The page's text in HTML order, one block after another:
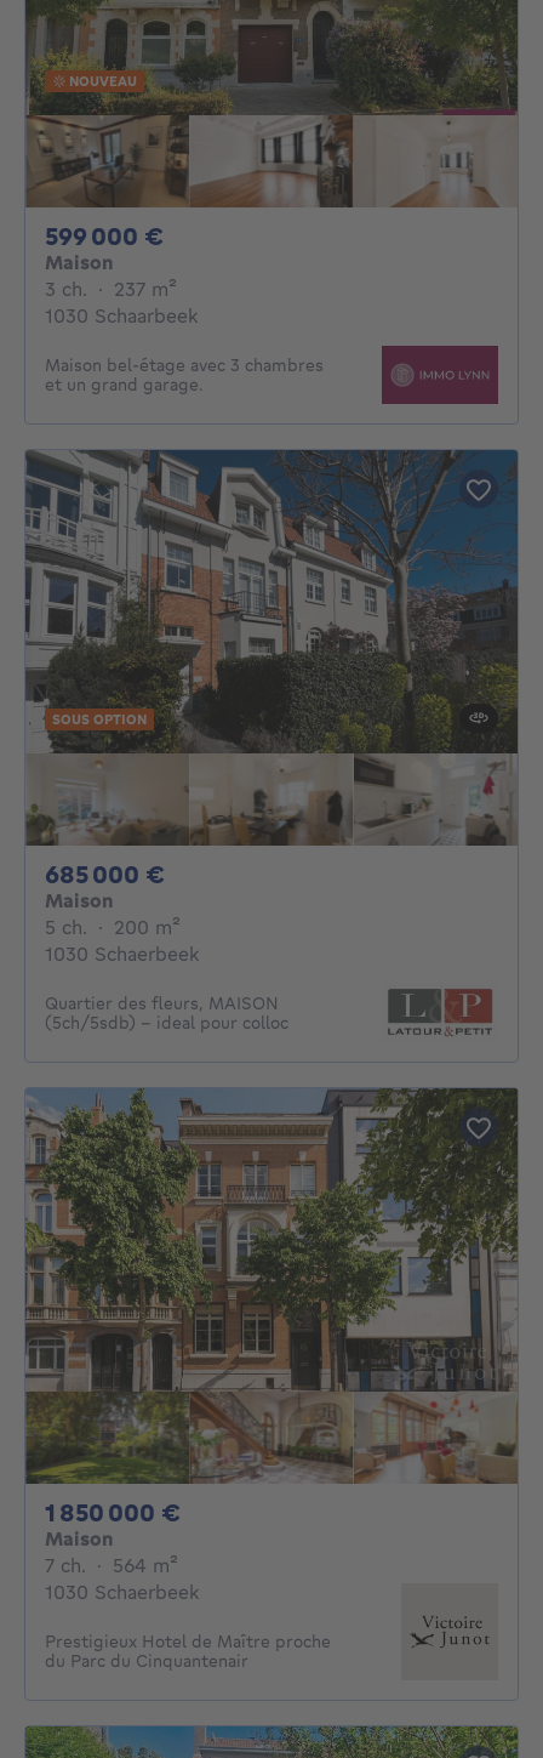
NOUVEAU
599 000 €
Maison
3 ch. 3 chambres
· 237 m²
1030 Schaarbeek
Maison bel-étage avec 3 chambres
et un grand garage.
SOUS OPTION
685 000 €
Maison
5 ch. 5 chambres
· 200 m²
1030 Schaerbeek
Quartier des fleurs, MAISON
(5ch/5sdb) - ideal pour colloc
1 850 000 €
Maison
7 ch. 7 chambres
· 564 m²
1030 Schaerbeek
Prestigieux Hotel de Maître proche
du Parc du Cinquantenair